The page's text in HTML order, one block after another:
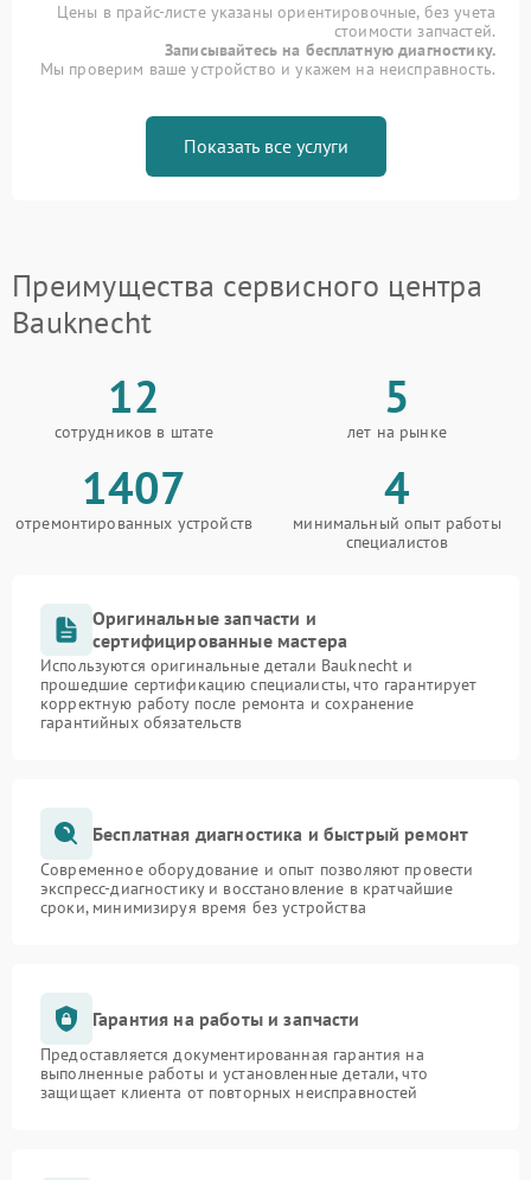
Цены в прайс-листе указаны ориентировочные, без учета
стоимости запчастей.
Записывайтесь на бесплатную диагностику.
Мы проверим ваше устройство и укажем на неисправность.
Показать все услуги
Преимущества сервисного центра
Bauknecht
12
сотрудников в штате
5
лет на рынке
1407
отремонтированных устройств
4
минимальный опыт работы
специалистов
Оригинальные запчасти и
сертифицированные мастера
Используются оригинальные детали Bauknecht и
прошедшие сертификацию специалисты, что гарантирует
корректную работу после ремонта и сохранение
гарантийных обязательств
Бесплатная диагностика и быстрый ремонт
Современное оборудование и опыт позволяют провести
экспресс-диагностику и восстановление в кратчайшие
сроки, минимизируя время без устройства
Гарантия на работы и запчасти
Предоставляется документированная гарантия на
выполненные работы и установленные детали, что
защищает клиента от повторных неисправностей